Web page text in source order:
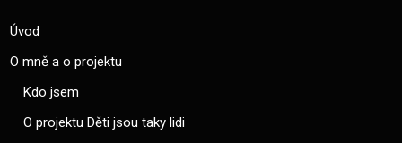
Úvod
O mně a o projektu
Kdo jsem
O projektu Děti jsou taky lidi